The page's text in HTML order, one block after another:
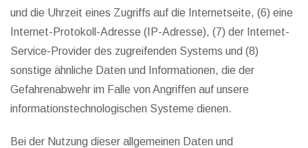
und die Uhrzeit eines Zugriffs auf die Internetseite, (6) eine
Internet-Protokoll-Adresse (IP-Adresse), (7) der Internet-
Service-Provider des zugreifenden Systems und (8)
sonstige ähnliche Daten und Informationen, die der
Gefahrenabwehr im Falle von Angriffen auf unsere
informationstechnologischen Systeme dienen.
Bei der Nutzung dieser allgemeinen Daten und